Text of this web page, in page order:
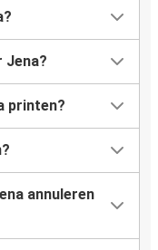
Jena?
printen?
annuleren